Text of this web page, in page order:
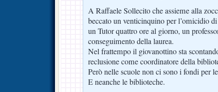
A Raffaele Sollecito che assieme alla
beccato un venticinquino per l’omicidio
un Tutor quattro ore al giorno, un
conseguimento della laurea.
Nel frattempo il giovanottino sta
reclusione come coordinatore della
Però nelle scuole non ci sono i fondi per
E neanche le biblioteche.